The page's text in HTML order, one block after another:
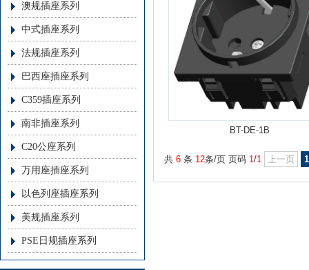
澳规插座系列
中式插座系列
法规插座系列
巴西座插座系列
C359插座系列
南非插座系列
C20公座系列
万用座插座系列
以色列座插座系列
美规插座系列
PSE日规插座系列
BT-DE-1B
共 6 条 12条/页 页码 1/1 上一页 1